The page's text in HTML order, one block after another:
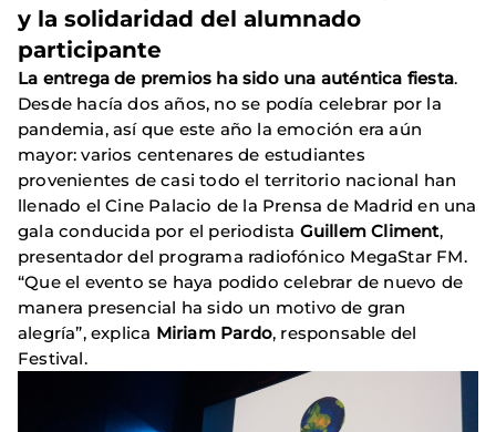
y la solidaridad del alumnado
participante
La entrega de premios ha sido una auténtica fiesta.
Desde hacía dos años, no se podía celebrar por la
pandemia, así que este año la emoción era aún
mayor: varios centenares de estudiantes
provenientes de casi todo el territorio nacional han
llenado el Cine Palacio de la Prensa de Madrid en una
gala conducida por el periodista Guillem Climent,
presentador del programa radiofónico MegaStar FM.
“Que el evento se haya podido celebrar de nuevo de
manera presencial ha sido un motivo de gran
alegría”, explica Miriam Pardo, responsable del
Festival.